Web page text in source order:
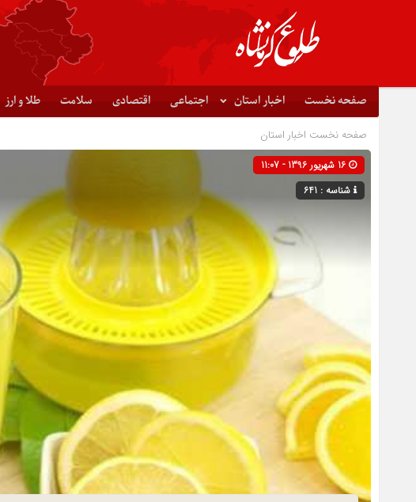
صفحه نخست اخبار استان اجتماعی اقتصادی سلامت طلا و ارز
صفحه نخست اخبار استان
شناسه : 641